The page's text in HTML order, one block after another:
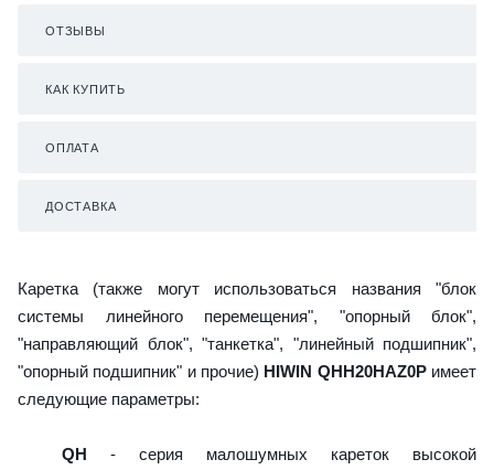
ОТЗЫВЫ
КАК КУПИТЬ
ОПЛАТА
ДОСТАВКА
Каретка (также могут использоваться названия "блок
системы линейного перемещения", "опорный блок",
"направляющий блок", "танкетка", "линейный подшипник",
"опорный подшипник" и прочие) HIWIN QHH20HAZ0Pимеет
следующие параметры:
QH - серия малошумных кареток высокой